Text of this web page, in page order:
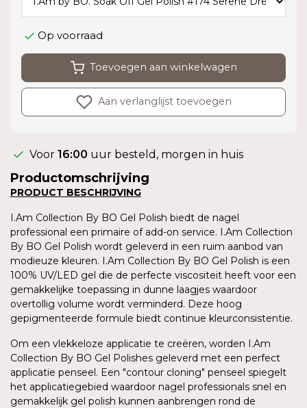
Op voorraad
Toevoegen aan winkelwagen
Aan verlanglijst toevoegen
Voor 16:00 uur besteld, morgen in huis
Productomschrijving
PRODUCT BESCHRIJVING
I.Am Collection By BO Gel Polish biedt de nagel
professional een primaire of add-on service. I.Am Collection
By BO Gel Polish wordt geleverd in een ruim aanbod van
modieuze kleuren. I.Am Collection By BO Gel Polish is een
100% UV/LED gel die de perfecte viscositeit heeft voor een
gemakkelijke toepassing in dunne laagjes waardoor
overtollig volume wordt verminderd. Deze hoog
gepigmenteerde formule biedt continue kleurconsistentie.
Om een vlekkeloze applicatie te creëren, worden I.Am
Collection By BO Gel Polishes geleverd met een perfect
applicatie penseel. Een "contour cloning" penseel spiegelt
het applicatiegebied waardoor nagel professionals snel en
gemakkelijk gel polish kunnen aanbrengen rond de